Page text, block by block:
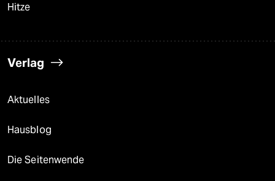
Hitze
Verlag
Aktuelles
Hausblog
Die Seitenwende